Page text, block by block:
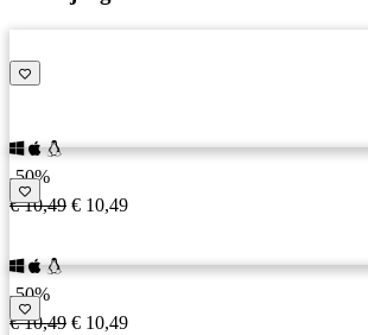
JA
KO
NL
PL
PT
RO
SR
SV
TH
-50%
€ 10,49 € 10,49
-50%
€ 10,49 € 10,49